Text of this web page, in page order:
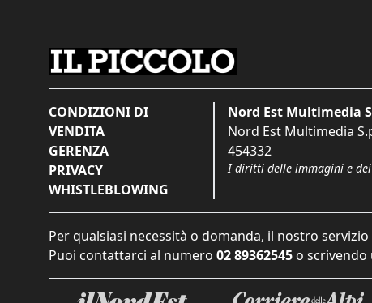
CONDIZIONI DI
VENDITA
GERENZA
PRIVACY
WHISTLEBLOWING
Nord Est Multimedia
Nord Est Multimedia
454332
I diritti delle immagini e dei
Per qualsiasi necessità o domanda, il nostro
Puoi contattarci al numero 02 89362545 o scrivendo